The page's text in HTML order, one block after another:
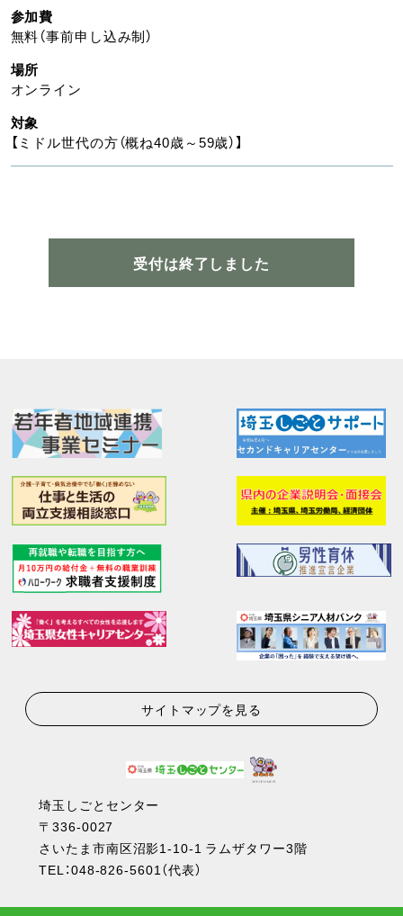
参加費
無料（事前申し込み制）
場所
オンライン
対象
【ミドル世代の方（概ね40歳～59歳）】
受付は終了しました
サイトマップを見る
埼玉しごとセンター
〒336-0027
さいたま市南区沼影1-10-1 ラムザタワー3階
TEL：048-826-5601（代表）